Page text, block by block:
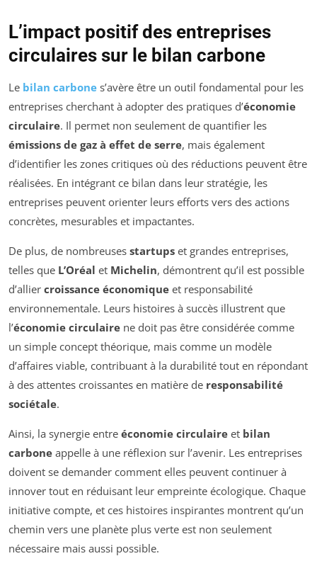
L’impact positif des entreprises
circulaires sur le bilan carbone
Le bilan carbone s’avère être un outil fondamental pour les
entreprises cherchant à adopter des pratiques d’économie
circulaire. Il permet non seulement de quantifier les
émissions de gaz à effet de serre, mais également
d’identifier les zones critiques où des réductions peuvent être
réalisées. En intégrant ce bilan dans leur stratégie, les
entreprises peuvent orienter leurs efforts vers des actions
concrètes, mesurables et impactantes.
De plus, de nombreuses startups et grandes entreprises,
telles que L’Oréal et Michelin, démontrent qu’il est possible
d’allier croissance économique et responsabilité
environnementale. Leurs histoires à succès illustrent que
l’économie circulaire ne doit pas être considérée comme
un simple concept théorique, mais comme un modèle
d’affaires viable, contribuant à la durabilité tout en répondant
à des attentes croissantes en matière de responsabilité
sociétale.
Ainsi, la synergie entre économie circulaire et bilan
carbone appelle à une réflexion sur l’avenir. Les entreprises
doivent se demander comment elles peuvent continuer à
innover tout en réduisant leur empreinte écologique. Chaque
initiative compte, et ces histoires inspirantes montrent qu’un
chemin vers une planète plus verte est non seulement
nécessaire mais aussi possible.